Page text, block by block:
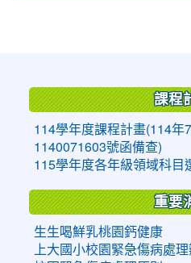
課程
114學年度課程計畫(114年
1140071603號函備查)
115學年度各年級領域科目
重要
生生喝鮮乳桃園鈣健康
上大國小校園緊急傷病處